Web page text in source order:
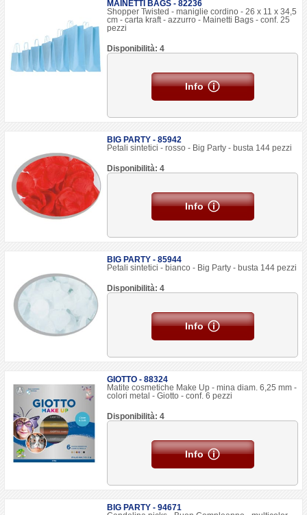
MAINETTI BAGS - 82236
Shopper Twisted - maniglie cordino - 26 x 11 x 34,5
cm - carta kraft - azzurro - Mainetti Bags - conf. 25
pezzi
Disponibilità: 4
Info
BIG PARTY - 85942
Petali sintetici - rosso - Big Party - busta 144 pezzi
Disponibilità: 4
Info
BIG PARTY - 85944
Petali sintetici - bianco - Big Party - busta 144 pezzi
Disponibilità: 4
Info
GIOTTO - 88324
Matite cosmetiche Make Up - mina diam. 6,25 mm -
colori metal - Giotto - conf. 6 pezzi
Disponibilità: 4
Info
BIG PARTY - 94671